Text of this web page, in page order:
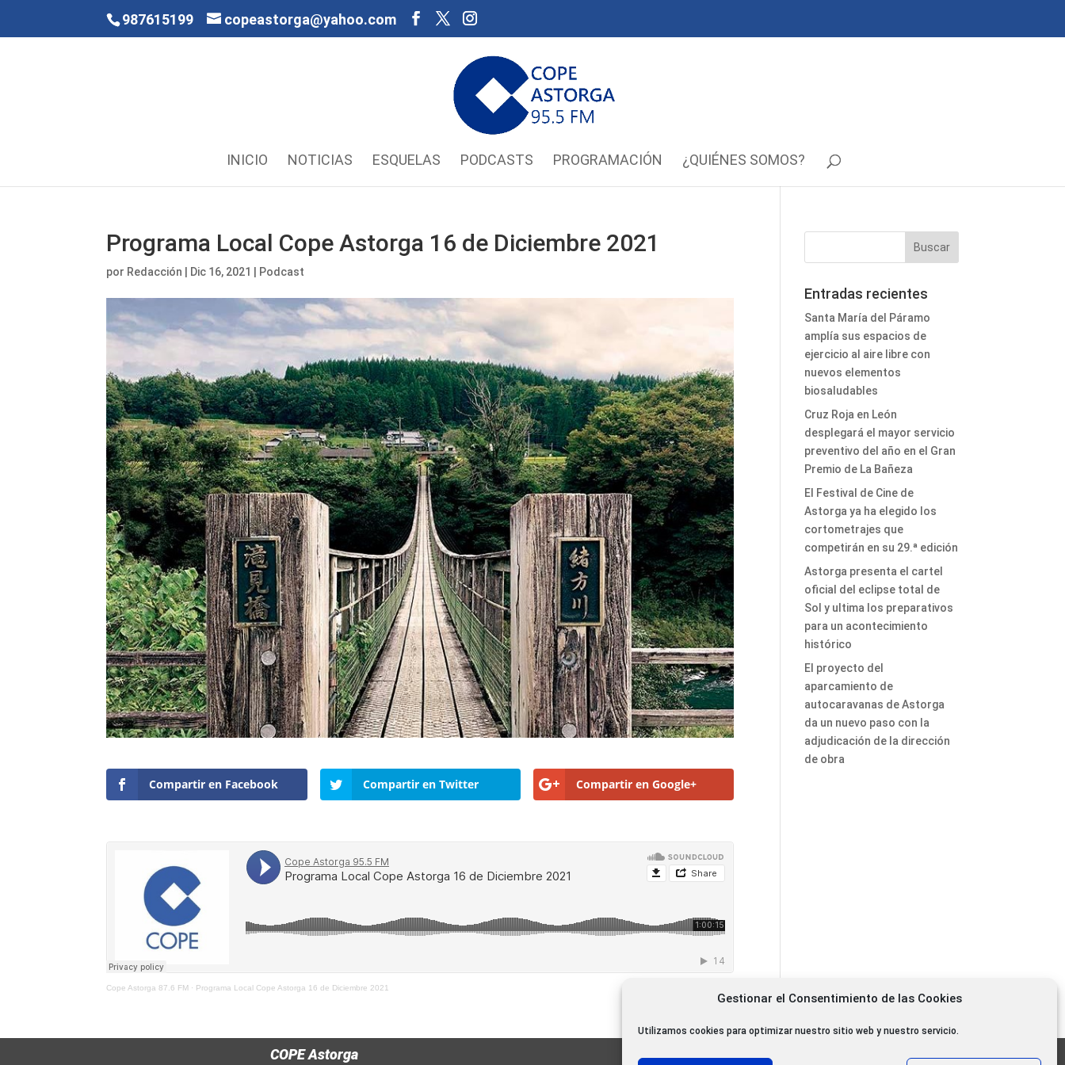
Gestionar el Consentimiento de las Cookies
Utilizamos cookies para optimizar nuestro sitio web y nuestro servicio.
987615199 copeastorga@yahoo.com
INICIO NOTICIAS ESQUELAS PODCASTS PROGRAMACIÓN ¿QUIÉNES SOMOS?
Programa Local Cope Astorga 16 de Diciembre 2021
por Redacción Dic 16, 2021 Podcast
Compartir en Facebook Compartir en Twitter Compartir en Google+
Cope Astorga 87.6 FM · Programa Local Cope Astorga 16 de Diciembre 2021
Entradas recientes
Santa María del Páramo
amplía sus espacios de
ejercicio al aire libre con
nuevos elementos
biosaludables
Cruz Roja en León
desplegará el mayor servicio
preventivo del año en el Gran
Premio de La Bañeza
El Festival de Cine de
Astorga ya ha elegido los
cortometrajes que
competirán en su 29.ª edición
Astorga presenta el cartel
oficial del eclipse total de
Sol y ultima los preparativos
para un acontecimiento
histórico
El proyecto del
aparcamiento de
autocaravanas de Astorga
da un nuevo paso con la
adjudicación de la dirección
de obra
COPE Astorga 11.000 oyentes diarios